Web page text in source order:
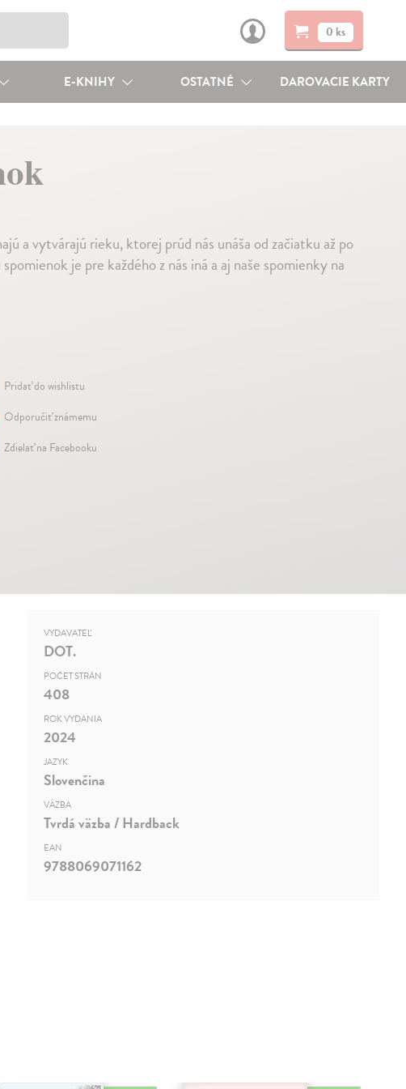
0 ks
E-KNIHY OSTATNÉ DAROVACIE KARTY
a vytvárajú rieku, ktorej prúd nás unáša od začiatku až po
je pre každého z nás iná a aj naše spomienky na
Pridať do wishlistu
Odporučiť známemu
Zdielať na Facebooku
VYDAVATEĽ
DOT.
POČET STRÁN
408
ROK VYDANIA
2024
JAZYK
Slovenčina
VÄZBA
Tvrdá väzba / Hardback
EAN
9788069071162